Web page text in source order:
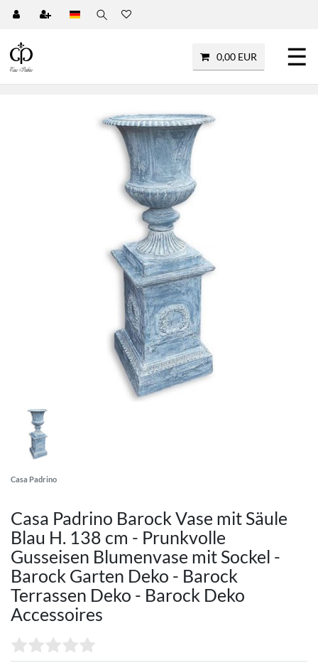
0,00 EUR ☰
Casa Padrino
Casa Padrino Barock Vase mit Säule
Blau H. 138 cm - Prunkvolle
Gusseisen Blumenvase mit Sockel -
Barock Garten Deko - Barock
Terrassen Deko - Barock Deko
Accessoires